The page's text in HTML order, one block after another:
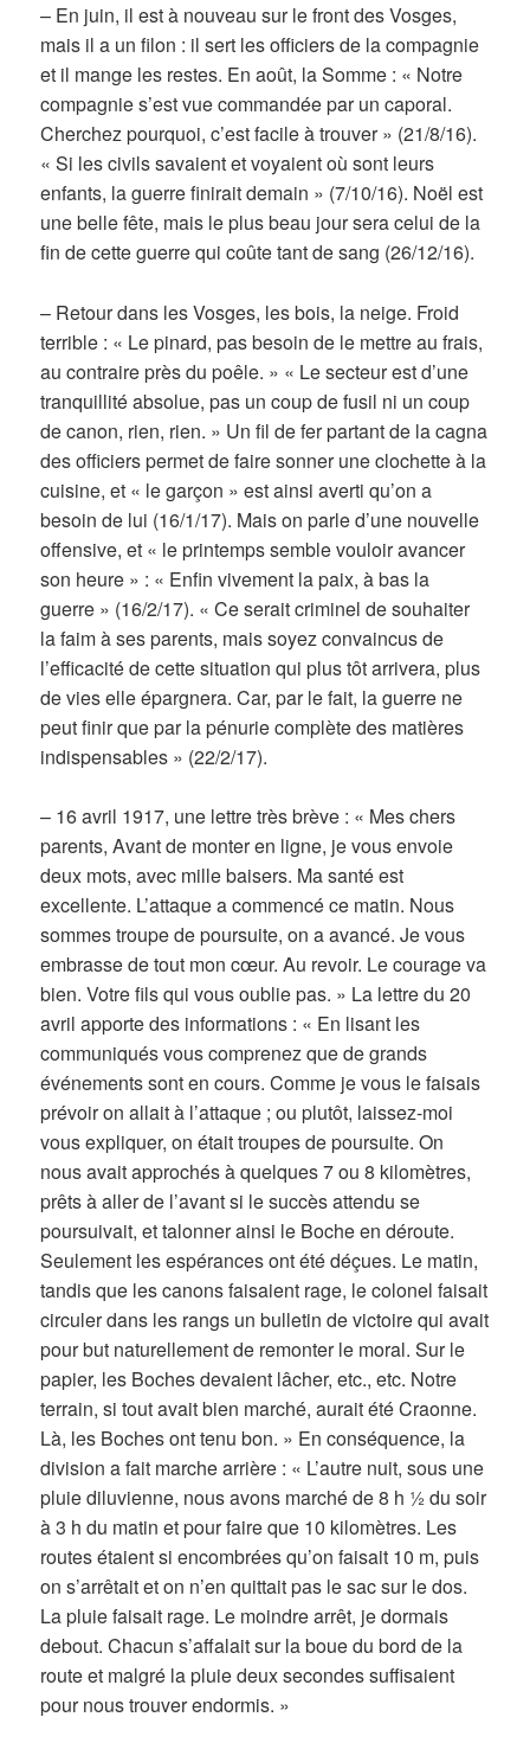
– En juin, il est à nouveau sur le front des Vosges,
mais il a un filon : il sert les officiers de la compagnie
et il mange les restes. En août, la Somme : « Notre
compagnie s’est vue commandée par un caporal.
Cherchez pourquoi, c’est facile à trouver » (21/8/16).
« Si les civils savaient et voyaient où sont leurs
enfants, la guerre finirait demain » (7/10/16). Noël est
une belle fête, mais le plus beau jour sera celui de la
fin de cette guerre qui coûte tant de sang (26/12/16).
– Retour dans les Vosges, les bois, la neige. Froid
terrible : « Le pinard, pas besoin de le mettre au frais,
au contraire près du poêle. » « Le secteur est d’une
tranquillité absolue, pas un coup de fusil ni un coup
de canon, rien, rien. » Un fil de fer partant de la cagna
des officiers permet de faire sonner une clochette à la
cuisine, et « le garçon » est ainsi averti qu’on a
besoin de lui (16/1/17). Mais on parle d’une nouvelle
offensive, et « le printemps semble vouloir avancer
son heure » : « Enfin vivement la paix, à bas la
guerre » (16/2/17). « Ce serait criminel de souhaiter
la faim à ses parents, mais soyez convaincus de
l’efficacité de cette situation qui plus tôt arrivera, plus
de vies elle épargnera. Car, par le fait, la guerre ne
peut finir que par la pénurie complète des matières
indispensables » (22/2/17).
– 16 avril 1917, une lettre très brève : « Mes chers
parents, Avant de monter en ligne, je vous envoie
deux mots, avec mille baisers. Ma santé est
excellente. L’attaque a commencé ce matin. Nous
sommes troupe de poursuite, on a avancé. Je vous
embrasse de tout mon cœur. Au revoir. Le courage va
bien. Votre fils qui vous oublie pas. » La lettre du 20
avril apporte des informations : « En lisant les
communiqués vous comprenez que de grands
événements sont en cours. Comme je vous le faisais
prévoir on allait à l’attaque ; ou plutôt, laissez-moi
vous expliquer, on était troupes de poursuite. On
nous avait approchés à quelques 7 ou 8 kilomètres,
prêts à aller de l’avant si le succès attendu se
poursuivait, et talonner ainsi le Boche en déroute.
Seulement les espérances ont été déçues. Le matin,
tandis que les canons faisaient rage, le colonel faisait
circuler dans les rangs un bulletin de victoire qui avait
pour but naturellement de remonter le moral. Sur le
papier, les Boches devaient lâcher, etc., etc. Notre
terrain, si tout avait bien marché, aurait été Craonne.
Là, les Boches ont tenu bon. » En conséquence, la
division a fait marche arrière : « L’autre nuit, sous une
pluie diluvienne, nous avons marché de 8 h ½ du soir
à 3 h du matin et pour faire que 10 kilomètres. Les
routes étaient si encombrées qu’on faisait 10 m, puis
on s’arrêtait et on n’en quittait pas le sac sur le dos.
La pluie faisait rage. Le moindre arrêt, je dormais
debout. Chacun s’affalait sur la boue du bord de la
route et malgré la pluie deux secondes suffisaient
pour nous trouver endormis. »